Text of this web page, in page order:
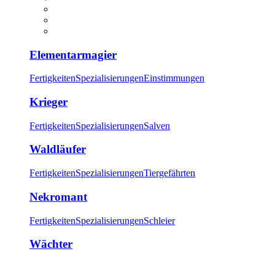
Elementarmagier
FertigkeitenSpezialisierungenEinstimmungen
Krieger
FertigkeitenSpezialisierungenSalven
Waldläufer
FertigkeitenSpezialisierungenTiergefährten
Nekromant
FertigkeitenSpezialisierungenSchleier
Wächter